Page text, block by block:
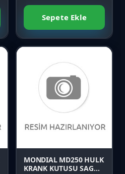
Sepete Ekle
Favori
Karşılaştır
MONDIAL MD250 HULK
KRANK KUTUSU SAG